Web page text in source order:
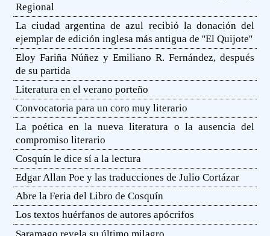
Regional
La ciudad argentina de azul recibió la donación del
ejemplar de edición inglesa más antigua de ''El Quijote''
Eloy Fariña Núñez y Emiliano R. Fernández, después
de su partida
Literatura en el verano porteño
Convocatoria para un coro muy literario
La poética en la nueva literatura o la ausencia del
compromiso literario
Cosquín le dice sí a la lectura
Edgar Allan Poe y las traducciones de Julio Cortázar
Abre la Feria del Libro de Cosquín
Los textos huérfanos de autores apócrifos
Saramago revela su último milagro